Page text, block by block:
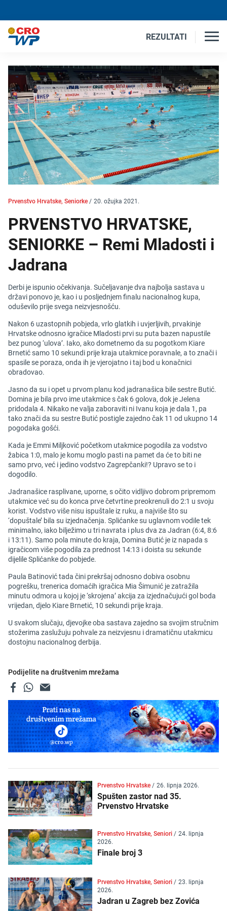
REZULTATI
Prvenstvo Hrvatske, Seniorke / 20. ožujka 2021.
PRVENSTVO HRVATSKE,
SENIORKE – Remi Mladosti i
Jadrana
Derbi je ispunio očekivanja. Sučeljavanje dva najbolja sastava u
državi ponovo je, kao i u posljednjem finalu nacionalnog kupa,
oduševilo prije svega neizvjesnošću.
Nakon 6 uzastopnih pobjeda, vrlo glatkih i uvjerljivih, prvakinje
Hrvatske odnosno igračice Mladosti prvi su puta bazen napustile
bez punog ‘ulova’. Iako, ako dometnemo da su pogotkom Kiare
Brnetić samo 10 sekundi prije kraja utakmice poravnale, a to znači i
spasile se poraza, onda ih je vjerojatno i taj bod u konačnici
obradovao.
Jasno da su i opet u prvom planu kod jadranašica bile sestre Butić.
Domina je bila prvo ime utakmice s čak 6 golova, dok je Jelena
pridodala 4. Nikako ne valja zaboraviti ni Ivanu koja je dala 1, pa
tako znači da su sestre Butić postigle zajedno čak 11 od ukupno 14
pogodaka gošći.
Kada je Emmi Miljković početkom utakmice pogodila za vodstvo
žabica 1:0, malo je komu moglo pasti na pamet da će to biti ne
samo prvo, već i jedino vodstvo Zagrepčanki!? Upravo se to i
dogodilo.
Jadranašice rasplivane, uporne, s očito vidljivo dobrom pripremom
utakmice već su do konca prve četvrtine preokrenuli do 2:1 u svoju
korist. Vodstvo više nisu ispuštale iz ruku, a najviše što su
‘dopuštale’ bila su izjednačenja. Splićanke su uglavnom vodile tek
minimalno, iako bilježimo u tri navrata i plus dva za Jadran (6:4, 8:6
i 13:11). Samo pola minute do kraja, Domina Butić je iz napada s
igračicom više pogodila za prednost 14:13 i doista su sekunde
dijelile Splićanke do pobjede.
Paula Batinović tada čini prekršaj odnosno dobiva osobnu
pogrešku, trenerica domaćih igračica Mia Šimunić je zatražila
minutu odmora u kojoj je ‘skrojena’ akcija za izjednačujući gol boda
vrijedan, djelo Kiare Brnetić, 10 sekundi prije kraja.
U svakom slučaju, djevojke oba sastava zajedno sa svojim stručnim
stožerima zaslužuju pohvale za neizvjesnu i dramatičnu utakmicu
dostojnu nacionalnog derbija.
Podijelite na društvenim mrežama
Prvenstvo Hrvatske / 26. lipnja 2026.
Spušten zastor nad 35.
Prvenstvo Hrvatske
Prvenstvo Hrvatske, Seniori / 24. lipnja
2026.
Finale broj 3
Prvenstvo Hrvatske, Seniori / 23. lipnja
2026.
Jadran u Zagreb bez Zovića